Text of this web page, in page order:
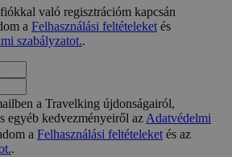
való regisztrációm kapcsán
a Felhasználási feltételeketés
szabályzatot..
a Travelking újdonságairól,
egyéb kedvezményeiről azAdatvédelmi
a Felhasználási feltételeketés az
.